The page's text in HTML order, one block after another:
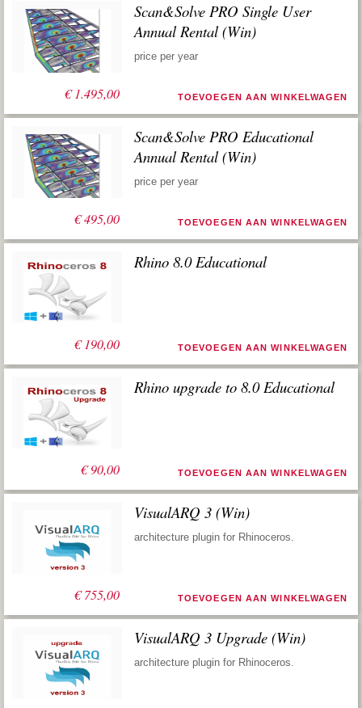
€1.495,00
Scan&Solve PRO Single User
Annual Rental (Win)
price per year
TOEVOEGEN AAN WINKELWAGEN
€495,00
Scan&Solve PRO Educational
Annual Rental (Win)
price per year
TOEVOEGEN AAN WINKELWAGEN
€190,00
Rhino 8.0 Educational
TOEVOEGEN AAN WINKELWAGEN
€90,00
Rhino upgrade to 8.0 Educational
TOEVOEGEN AAN WINKELWAGEN
€755,00
VisualARQ 3 (Win)
architecture plugin for Rhinoceros.
TOEVOEGEN AAN WINKELWAGEN
VisualARQ 3 Upgrade (Win)
architecture plugin for Rhinoceros.